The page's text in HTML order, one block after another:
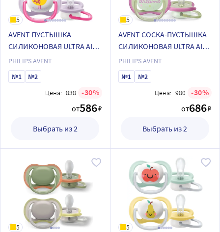
5
AVENT ПУСТЫШКА
СИЛИКОНОВАЯ ULTRA AIR
0-6МЕС N2 /РИСУНОК
PHILIPS AVENT
№1
№2
Цена: 838
30
от586₽
Выбрать из 2
5
AVENT СОСКА-ПУСТЫШКА
СИЛИКОНОВАЯ ULTRA AIR
NIGHT 0-6МЕС N2
PHILIPS AVENT
№1
№2
Цена: 980
30
от686₽
Выбрать из 2
5 5